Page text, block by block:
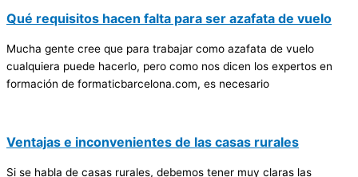
Qué requisitos hacen falta para ser azafata de vuelo
Mucha gente cree que para trabajar como azafata de vuelo
cualquiera puede hacerlo, pero como nos dicen los expertos en
formación de formaticbarcelona.com, es necesario
Ventajas e inconvenientes de las casas rurales
Si se habla de casas rurales, debemos tener muy claras las